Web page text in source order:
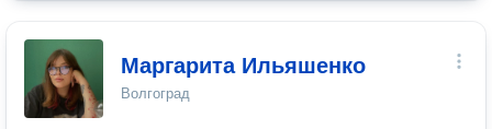
Маргарита Ильяшенко
Волгоград